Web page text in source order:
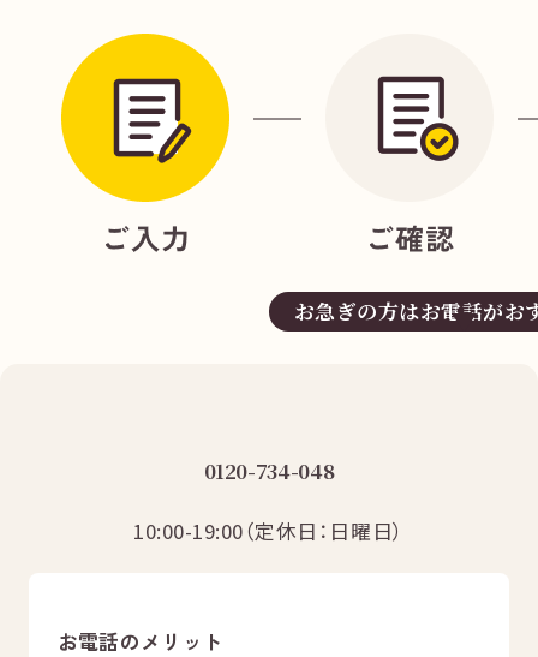
無 料
お急ぎの方はお電話がお
0120-734-048
10:00-19:00（定休日：日曜日）
お電話のメリット